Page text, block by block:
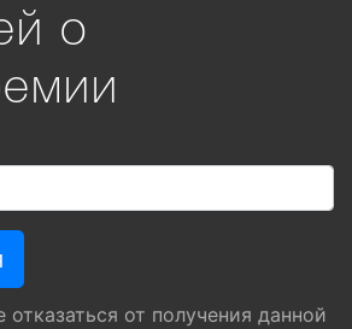
о
от получения данной